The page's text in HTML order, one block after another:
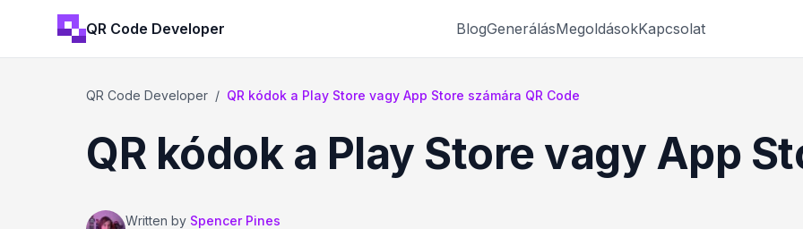
QR Code Developer BlogGenerálásMegoldásokKapcsolat
QR Code Developer / QR kódok a Play Store vagy App Store számára QR Code
QR kódok a Play Store vagy App
Written by Spencer Pines